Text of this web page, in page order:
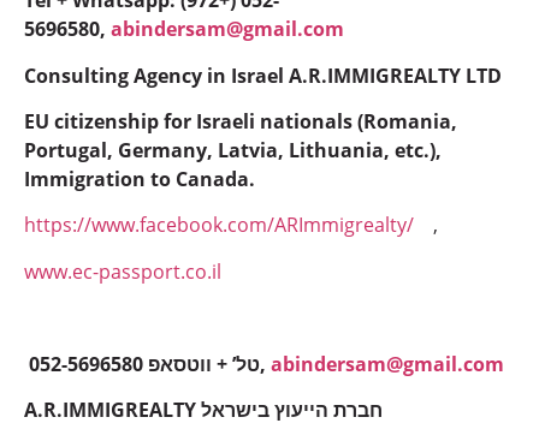
5696580, abindersam@gmail.com
Consulting Agency in Israel A.R.IMMIGREALTY LTD
EU citizenship for Israeli nationals (Romania,
Portugal, Germany, Latvia, Lithuania, etc.),
Immigration to Canada.
https://www.facebook.com/ARImmigrealty/ ,
www.ec-passport.co.il
052-5696580 טל’ + ווטסאפ, abindersam@gmail.com
A.R.IMMIGREALTY חברת הייעוץ בישראל